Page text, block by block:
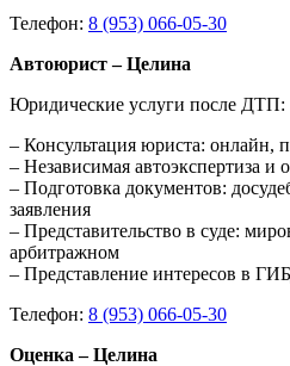
Телефон: 8 (953) 066-05-30
Автоюрист – Целина
Юридические услуги после ДТП:
– Консультация юриста: онлайн,
– Независимая автоэкспертиза
– Подготовка документов:
заявления
– Представительство в суде:
арбитражном
– Представление интересов в
Телефон: 8 (953) 066-05-30
Оценка – Целина